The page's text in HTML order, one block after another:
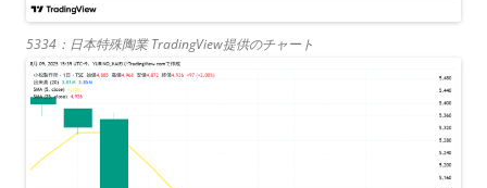
5334：日本特殊陶業 TradingView提供のチャート